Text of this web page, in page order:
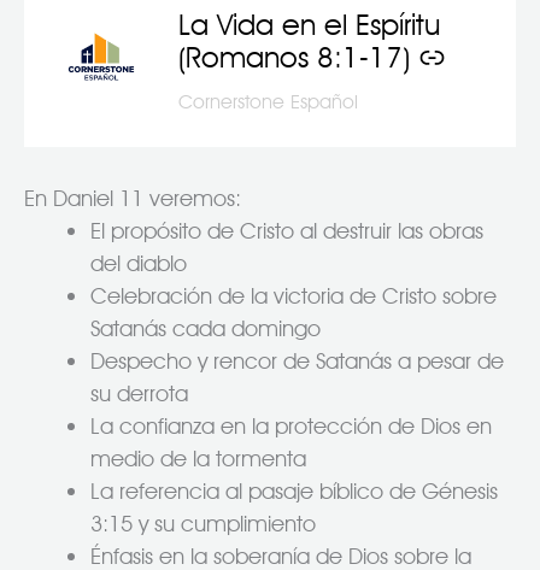
La Vida en el Espíritu
(Romanos 8:1-17)
–
Cornerstone Español
En Daniel 11 veremos:
El propósito de Cristo al destruir las obras
del diablo
Celebración de la victoria de Cristo sobre
Satanás cada domingo
Despecho y rencor de Satanás a pesar de
su derrota
La confianza en la protección de Dios en
medio de la tormenta
La referencia al pasaje bíblico de Génesis
3:15 y su cumplimiento
Énfasis en la soberanía de Dios sobre la